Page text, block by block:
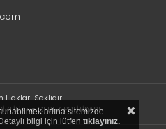
Hakları Saklıdır.
ve ÇEREZ POLİTİKASI
adına sitemizde
bilgi için lütfen tıklayınız. ×